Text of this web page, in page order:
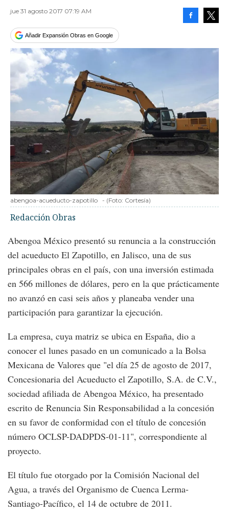
jue 31 agosto 2017 07:19 AM
Añadir Expansión Obras en Google
abengoa-acueducto-zapotillo - (Foto: Cortesía)
Redacción Obras
Abengoa México presentó su renuncia a la construcción
del acueducto El Zapotillo, en Jalisco, una de sus
principales obras en el país, con una inversión estimada
en 566 millones de dólares, pero en la que prácticamente
no avanzó en casi seis años y planeaba vender una
participación para garantizar la ejecución.
La empresa, cuya matriz se ubica en España, dio a
conocer el lunes pasado en un comunicado a la Bolsa
Mexicana de Valores que "el día 25 de agosto de 2017,
Concesionaria del Acueducto el Zapotillo, S.A. de C.V.,
sociedad afiliada de Abengoa México, ha presentado
escrito de Renuncia Sin Responsabilidad a la concesión
en su favor de conformidad con el título de concesión
número OCLSP-DADPDS-01-11", correspondiente al
proyecto.
El título fue otorgado por la Comisión Nacional del
Agua, a través del Organismo de Cuenca Lerma-
Santiago-Pacífico, el 14 de octubre de 2011.